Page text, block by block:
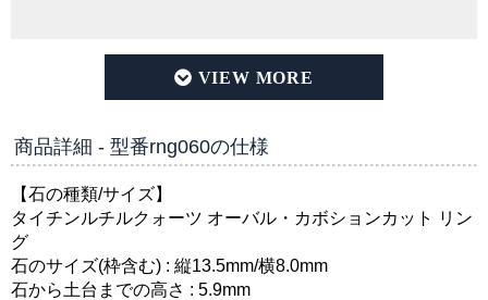
タイチンルチルクォーツ オーバル・カボションカッ
商品詳細 - 型番rng060の仕様
【石の種類/サイズ】
タイチンルチルクォーツ オーバル・カボションカット リン
グ
石のサイズ(枠含む) : 縦13.5mm/横8.0mm
石から土台までの高さ : 5.9mm